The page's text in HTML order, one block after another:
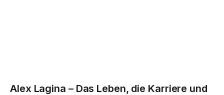
Alex Lagina – Das Leben, die Karriere und